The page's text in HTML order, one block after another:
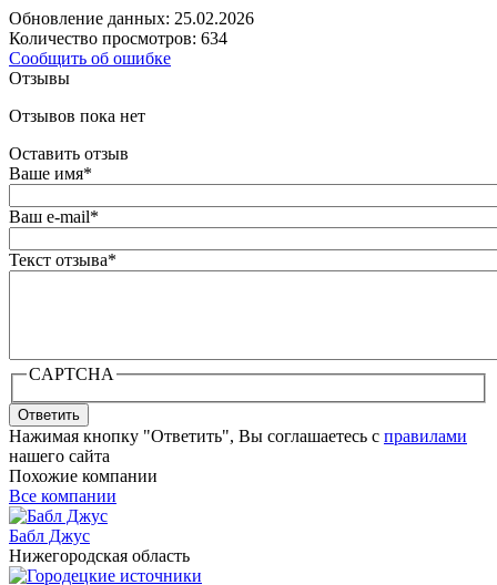
Обновление данных: 25.02.2026
Количество просмотров: 634
Сообщить об ошибке
Отзывы
Отзывов пока нет
Оставить отзыв
Ваше имя*
Ваш e-mail*
Текст отзыва*
CAPTCHA
Ответить
Нажимая кнопку "Ответить", Вы соглашаетесь с правилами
нашего сайта
Похожие компании
Все компании
Бабл Джус
Нижегородская область